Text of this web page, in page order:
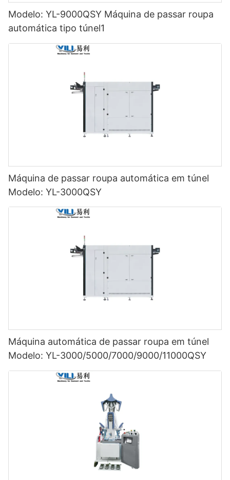
Modelo: YL-9000QSY Máquina de passar roupa
automática tipo túnel1
Máquina de passar roupa automática em túnel
Modelo: YL-3000QSY
Máquina automática de passar roupa em túnel
Modelo: YL-3000/5000/7000/9000/11000QSY